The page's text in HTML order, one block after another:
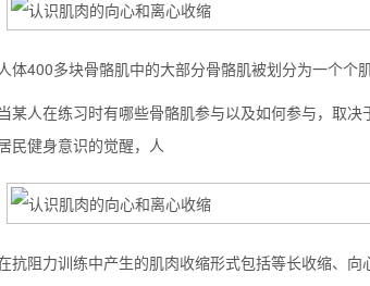
400多块骨骼肌中的大部分骨骼肌被划分为一个个
人在练习时有哪些骨骼肌参与以及如何参与，取决
民健身意识的觉醒，人
阻力训练中产生的肌肉收缩形式包括等长收缩、向